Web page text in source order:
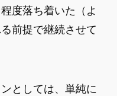
度落ち着いた（よ
前提で継続させて
としては、単純に